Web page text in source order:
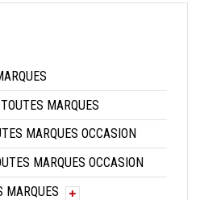
MARQUES
MARQUES OCCASION
MARQUES OCCASION